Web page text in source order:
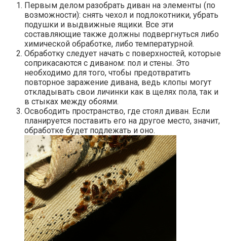
Первым делом разобрать диван на элементы (по
возможности): снять чехол и подлокотники, убрать
подушки и выдвижные ящики. Все эти
составляющие также должны подвергнуться либо
химической обработке, либо температурной.
Обработку следует начать с поверхностей, которые
соприкасаются с диваном: пол и стены. Это
необходимо для того, чтобы предотвратить
повторное заражение дивана, ведь клопы могут
откладывать свои личинки как в щелях пола, так и
в стыках между обоями.
Освободить пространство, где стоял диван. Если
планируется поставить его на другое место, значит,
обработке будет подлежать и оно.